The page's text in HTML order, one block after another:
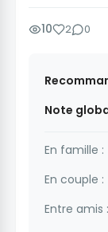
10 2 0
Note
En famille :
En couple :
Entre amis :